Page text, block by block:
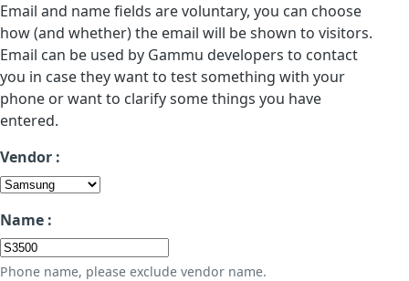
Email and name fields are voluntary, you can choose
how (and whether) the email will be shown to visitors.
Email can be used by Gammu developers to contact
you in case they want to test something with your
phone or want to clarify some things you have
entered.
Vendor :
Name :
Phone name, please exclude vendor name.